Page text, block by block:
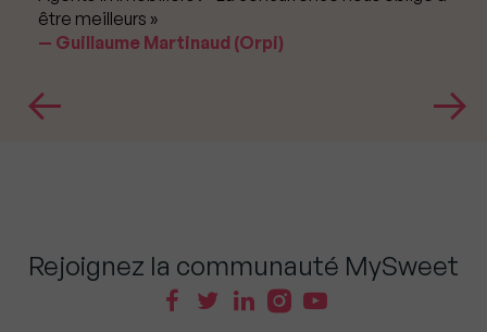
être meilleurs »
Guillaume Martinaud (Orpi)
Rejoignez la communauté MySweet